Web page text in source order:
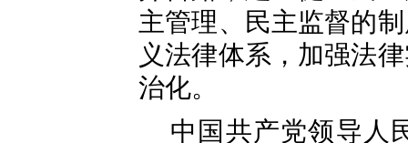
主管理、民主监督的
义法律体系，加强法
治化。
中国共产党领导人